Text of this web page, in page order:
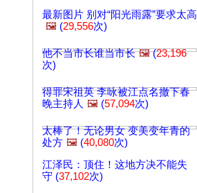
最新图片 别对“阳光雨露”要求太高
🖼️ (29,556次)
他不当市长谁当市长 🖼️(23,196
次)
得罪宋祖英 李咏被江点名撤下春
晚主持人 🖼️ (57,094次)
太棒了！无论男女 变美变年青的
处方 🖼️ (40,080次)
江泽民：顶住！这地方决不能失
守 (37,102次)